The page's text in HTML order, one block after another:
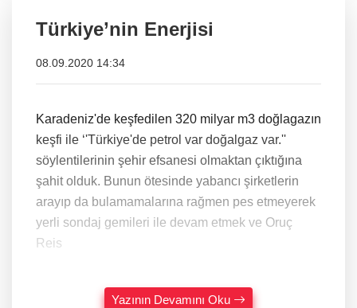
Türkiye’nin Enerjisi
08.09.2020 14:34
Karadeniz'de keşfedilen 320 milyar m3 doğlagazın
keşfi ile ‘'Türkiye'de petrol var doğalgaz var.''
söylentilerinin şehir efsanesi olmaktan çıktığına
şahit olduk. Bunun ötesinde yabancı şirketlerin
arayıp da bulamamalarına rağmen pes etmeyerek
yerli sondaj gemileri ile devam etmek ve Oruç
Reis
Yazının Devamını Oku